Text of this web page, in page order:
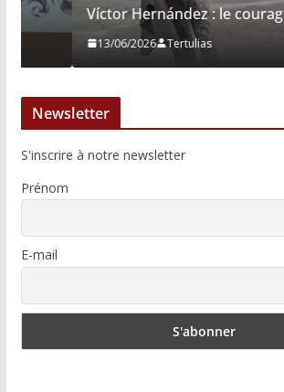
Víctor Hernández : le courage
13/06/2026 Tertulias
Newsletter
S'inscrire à notre newsletter
Prénom
E-mail